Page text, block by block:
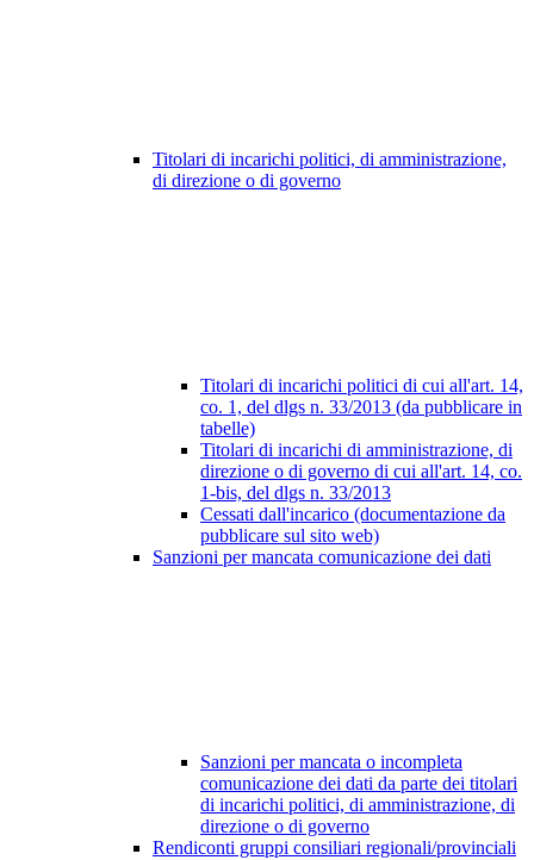
Titolari di incarichi politici, di amministrazione,
di direzione o di governo
Titolari di incarichi politici di cui all'art. 14,
co. 1, del dlgs n. 33/2013 (da pubblicare in
tabelle)
Titolari di incarichi di amministrazione, di
direzione o di governo di cui all'art. 14, co.
1-bis, del dlgs n. 33/2013
Cessati dall'incarico (documentazione da
pubblicare sul sito web)
Sanzioni per mancata comunicazione dei dati
Sanzioni per mancata o incompleta
comunicazione dei dati da parte dei titolari
di incarichi politici, di amministrazione, di
direzione o di governo
Rendiconti gruppi consiliari regionali/provinciali